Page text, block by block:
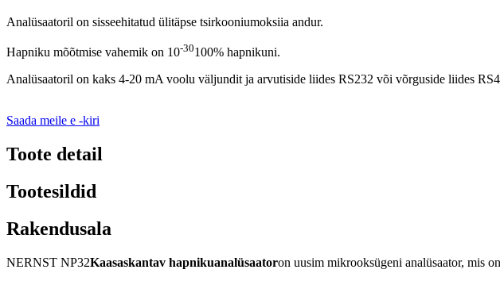
Analüsaatoril on sisseehitatud ülitäpse tsirkooniumoksiia andur.
Hapniku mõõtmise vahemik on 10-30100% hapnikuni.
Analüsaatoril on kaks 4-20 mA voolu väljundit ja arvutiside liides RS232 või võrguside liides
Saada meile e -kiri
Toote detail
Tootesildid
Rakendusala
NERNST NP32Kaasaskantav hapnikuanalüsaatoron uusim mikrooksügeni analüsaator, mis